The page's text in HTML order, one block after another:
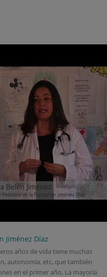
Jiménez Díaz
años de vida tiene muchas
autonomía, etc, que también
en el primer año. La mayoría